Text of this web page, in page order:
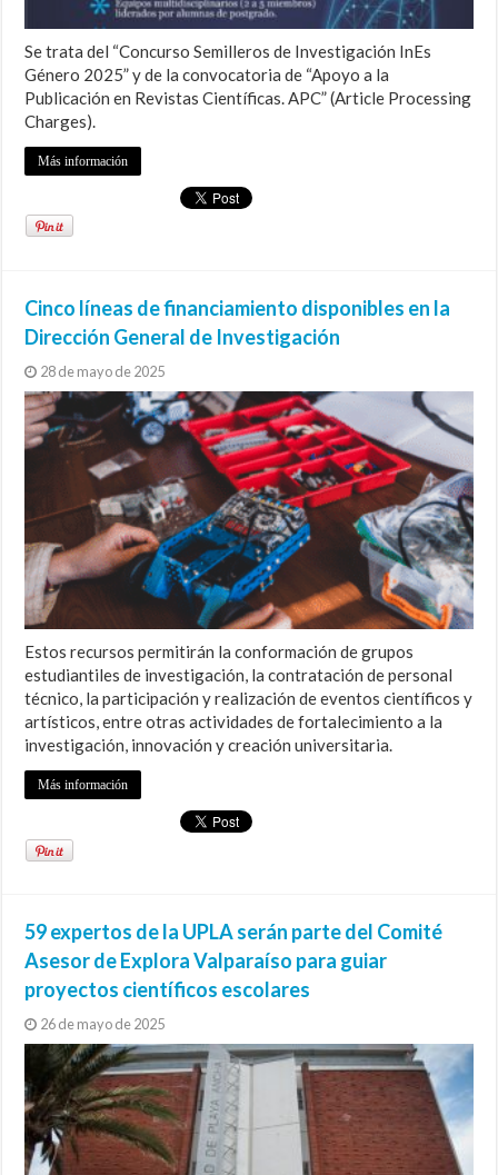
Se trata del “Concurso Semilleros de Investigación InEs
Género 2025” y de la convocatoria de “Apoyo a la
Publicación en Revistas Científicas. APC” (Article Processing
Charges).
Más información
Cinco líneas de financiamiento disponibles en la
Dirección General de Investigación
28 de mayo de 2025
Estos recursos permitirán la conformación de grupos
estudiantiles de investigación, la contratación de personal
técnico, la participación y realización de eventos científicos y
artísticos, entre otras actividades de fortalecimiento a la
investigación, innovación y creación universitaria.
Más información
59 expertos de la UPLA serán parte del Comité
Asesor de Explora Valparaíso para guiar
proyectos científicos escolares
26 de mayo de 2025